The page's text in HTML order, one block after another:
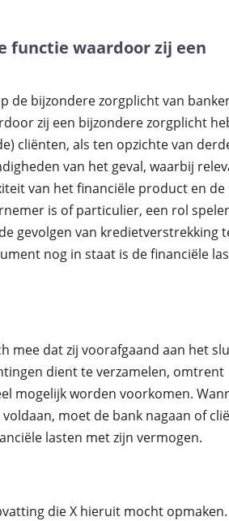
functie waardoor zij een
de bijzondere zorgplicht van
zij een bijzondere zorgplicht
cliënten, als ten opzichte van
van het geval, waarbij
van het financiële product en de
is of particulier, een rol
gevolgen van kredietverstrekking
nog in staat is de financiële
mee dat zij voorafgaand aan het
dient te verzamelen, omtrent
mogelijk worden voorkomen.
moet de bank nagaan of
lasten met zijn vermogen.
die X hieruit mocht